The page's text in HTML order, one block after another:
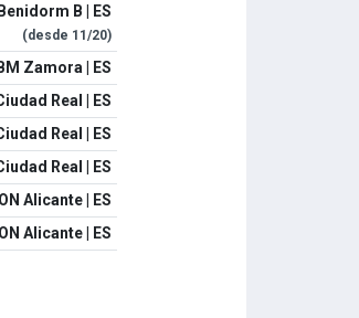
B | ES
(desde 11/20)
BM Zamora | ES
Real | ES
Real | ES
Real | ES
Alicante | ES
Alicante | ES